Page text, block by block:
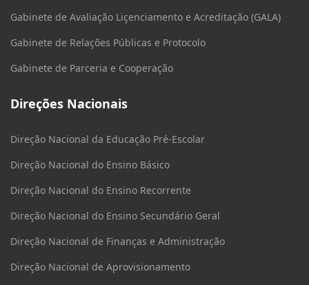
Gabinete de Avaliação Liçenciamento e Acreditação (GALA)
Gabinete de Relações Públicas e Protocolo
Gabinete de Parceria e Cooperação
Direções Nacionais
Direção Nacional da Educação Pré-Escolar
Direção Nacional do Ensino Básico
Direção Nacional do Ensino Recorrente
Direção Nacional do Ensino Secundário Geral
Direção Nacional de Finanças e Administração
Direção Nacional de Aprovisionamento